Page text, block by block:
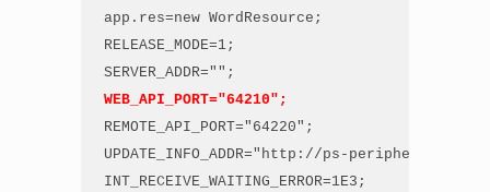
app.res=new WordResource;
RELEASE_MODE=1;
SERVER_ADDR="";
WEB_API_PORT="64210";
REMOTE_API_PORT="64220";
UPDATE_INFO_ADDR="http://ps-
INT_RECEIVE_WAITING_ERROR=1E3;